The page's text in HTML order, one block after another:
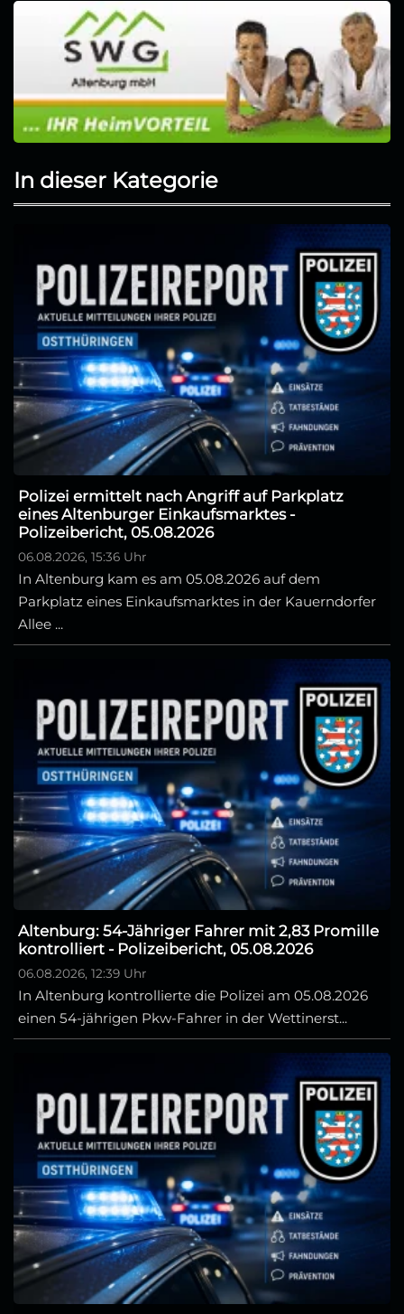
In dieser Kategorie
Polizei ermittelt nach Angriff auf Parkplatz
eines Altenburger Einkaufsmarktes -
Polizeibericht, 05.08.2026
06.08.2026, 15:36 Uhr
In Altenburg kam es am 05.08.2026 auf dem
Parkplatz eines Einkaufsmarktes in der Kauerndorfer
Allee ...
Altenburg: 54-Jähriger Fahrer mit 2,83 Promille
kontrolliert - Polizeibericht, 05.08.2026
06.08.2026, 12:39 Uhr
In Altenburg kontrollierte die Polizei am 05.08.2026
einen 54-jährigen Pkw-Fahrer in der Wettinerst...